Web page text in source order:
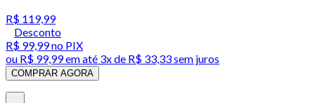
R$ 119,99
Desconto
R$ 99,99no PIX
ou R$ 99,99em até 3x de R$ 33,33 sem juros
COMPRAR AGORA